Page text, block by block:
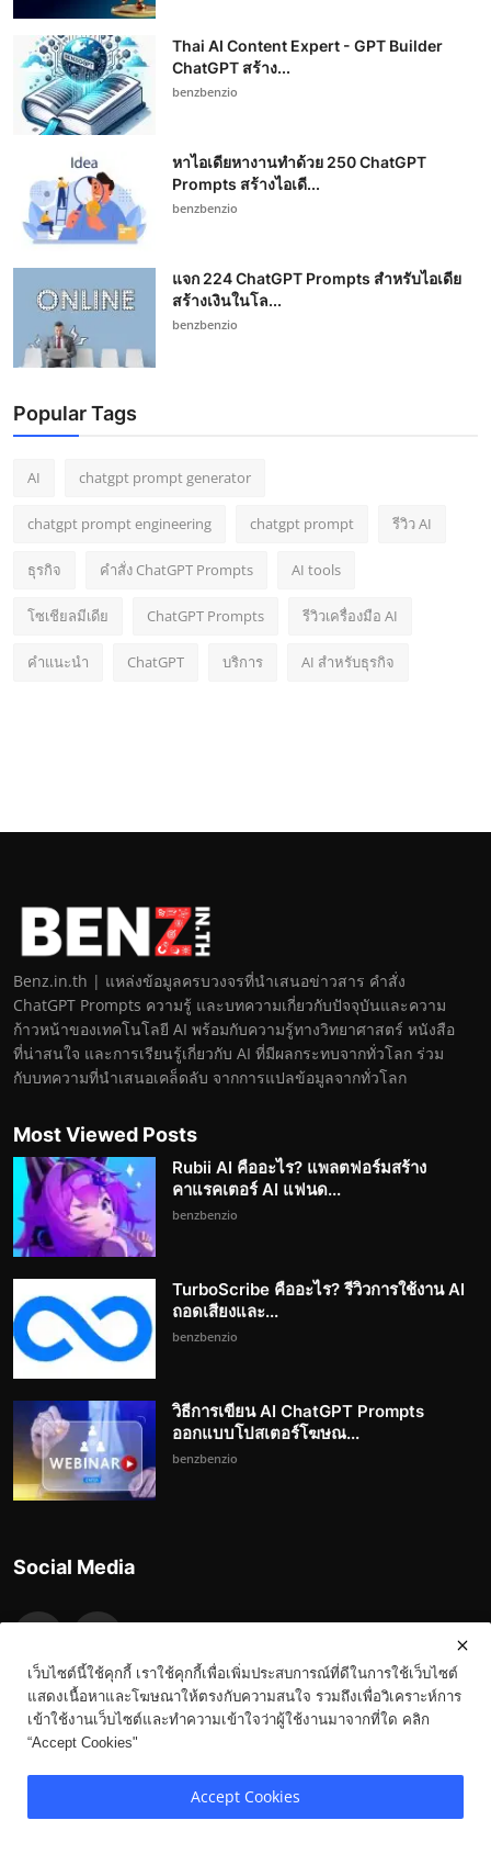
Thai AI Content Expert - GPT Builder
ChatGPT สร้าง...
benzbenzio
หาไอเดียหางานทำด้วย 250 ChatGPT
Prompts สร้างไอเดี...
benzbenzio
แจก 224 ChatGPT Prompts สำหรับไอเดีย
สร้างเงินในโล...
benzbenzio
Popular Tags
AI chatgpt prompt generator
chatgpt prompt engineering chatgpt prompt รีวิว AI
ธุรกิจ คำสั่ง ChatGPT Prompts AI tools
โซเชียลมีเดีย ChatGPT Prompts รีวิวเครื่องมือ AI
คำแนะนำ ChatGPT บริการ AI สำหรับธุรกิจ
Benz.in.th | แหล่งข้อมูลครบวงจรที่นำเสนอข่าวสาร คำสั่ง
ChatGPT Prompts ความรู้ และบทความเกี่ยวกับปัจจุบันและความ
ก้าวหน้าของเทคโนโลยี AI พร้อมกับความรู้ทางวิทยาศาสตร์ หนังสือ
ที่น่าสนใจ และการเรียนรู้เกี่ยวกับ AI ที่มีผลกระทบจากทั่วโลก ร่วม
กับบทความที่นำเสนอเคล็ดลับ จากการแปลข้อมูลจากทั่วโลก
Most Viewed Posts
Rubii AI คืออะไร? แพลตฟอร์มสร้าง
คาแรคเตอร์ AI แฟนด...
benzbenzio
TurboScribe คืออะไร? รีวิวการใช้งาน AI
ถอดเสียงและ...
benzbenzio
วิธีการเขียน AI ChatGPT Prompts
ออกแบบโปสเตอร์โฆษณ...
benzbenzio
Social Media
เว็บไซต์นี้ใช้คุกกี้ เราใช้คุกกี้เพื่อเพิ่มประสบการณ์ที่ดีในการใช้เว็บไซต์
แสดงเนื้อหาและโฆษณาให้ตรงกับความสนใจ รวมถึงเพื่อวิเคราะห์การ
เข้าใช้งานเว็บไซต์และทำความเข้าใจว่าผู้ใช้งานมาจากที่ใด คลิก
“Accept Cookies"
Accept Cookies